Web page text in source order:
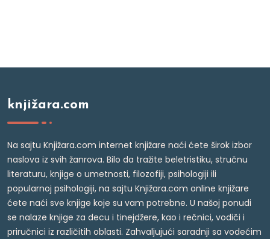
knjižara.com
Na sajtu Knjižara.com internet knjižare naći ćete širok izbor
naslova iz svih žanrova. Bilo da tražite beletristiku, stručnu
literaturu, knjige o umetnosti, filozofiji, psihologiji ili
popularnoj psihologiji, na sajtu Knjižara.com online knjižare
ćete naći sve knjige koje su vam potrebne. U našoj ponudi
se nalaze knjige za decu i tinejdžere, kao i rečnici, vodiči i
priručnici iz različitih oblasti. Zahvaljujući saradnji sa vodećim